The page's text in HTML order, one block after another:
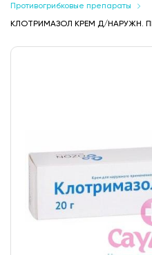
Противогрибковые препараты
КЛОТРИМАЗОЛ КРЕМ Д/НАРУЖН.